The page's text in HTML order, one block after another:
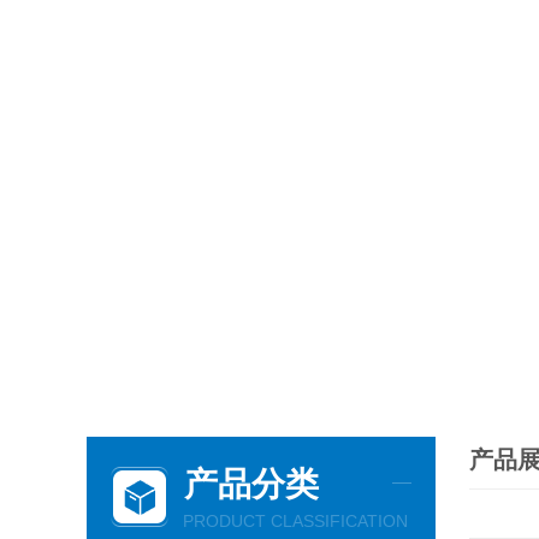
产品分类
PRODUCT CLASSIFICATION
产品